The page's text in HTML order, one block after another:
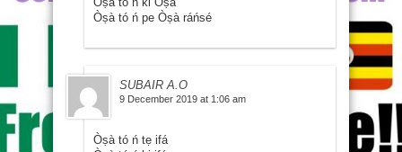
Òṣà tó ń pe Òṣà ráńsé
SUBAIR A.O
9 December 2019 at 1:06 am
Òṣà tó ń tẹ ifá